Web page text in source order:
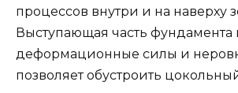
процессов внутри и на наверху
Выступающая часть фундамента
деформационные силы и
позволяет обустроить